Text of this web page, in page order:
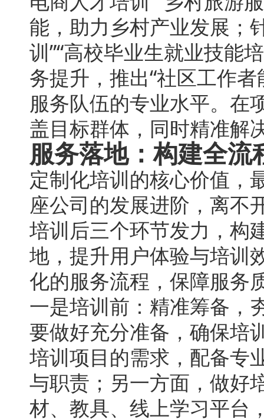
能，助力乡村产业发展；
训”“高校毕业生就业技能
务提升，推出“社区工作
服务队伍的专业水平。在
盖目标群体，同时精准解
服务落地：构建全
定制化培训的核心价值，
座公司的发展进阶，离不
培训后三个环节发力，构
地，提升用户体验与培训
化的服务流程，保障服务
一是培训前：精准筹备，
要做好充分准备，确保培
培训项目的需求，配备专
与职责；另一方面，做好
材、教具、线上学习平台